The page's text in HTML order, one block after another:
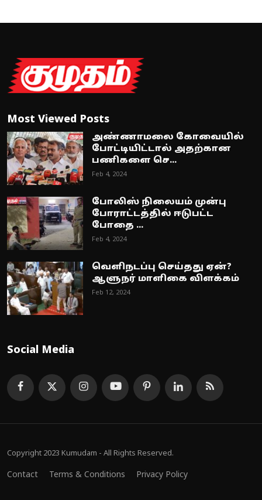
Most Viewed Posts
அண்ணாமலை கோவையில்
போட்டியிட்டால் அதற்கான
பணிகளை செ...
Feb 4, 2024
போலிஸ் நிலையம் முன்பு
போராட்டத்தில் ஈடுபட்ட
போதை ...
Feb 4, 2024
வெளிநடப்பு செய்தது ஏன்?
ஆளுநர் மாளிகை விளக்கம்
Feb 12, 2024
Social Media
Copyright 2023 Kumudam - All Rights Reserved.
Contact Terms & Conditions Privacy Policy